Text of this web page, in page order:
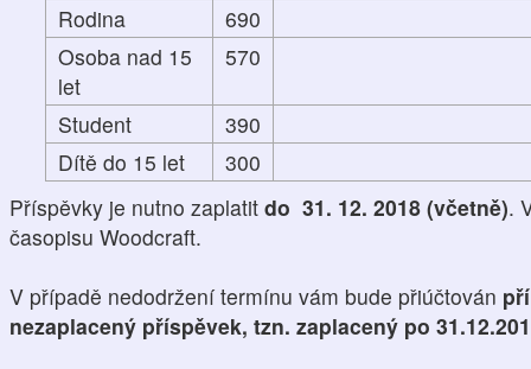
Rodina
690
Osoba nad 15
let
570
Student
390
Dítě do 15 let
300
Příspěvky je nutno zaplatit do 31. 12. 2018 (včetně).
časopisu Woodcraft.
V případě nedodržení termínu vám bude přiúčtován
nezaplacený příspěvek, tzn. zaplacený po